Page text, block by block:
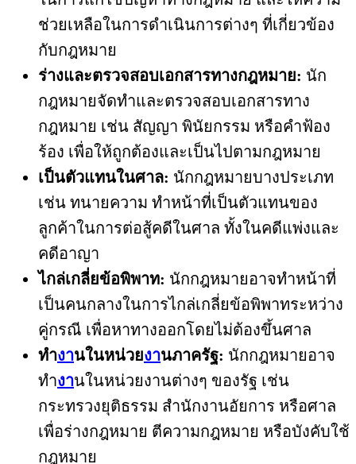
ช่วยเหลือในการดำเนินการต่างๆ ที่เกี่ยวข้อง
กับกฎหมาย
ร่างและตรวจสอบเอกสารทางกฎหมาย: นัก
กฎหมายจัดทำและตรวจสอบเอกสารทาง
กฎหมาย เช่น สัญญา พินัยกรรม หรือคำฟ้อง
ร้อง เพื่อให้ถูกต้องและเป็นไปตามกฎหมาย
เป็นตัวแทนในศาล: นักกฎหมายบางประเภท
เช่น ทนายความ ทำหน้าที่เป็นตัวแทนของ
ลูกค้าในการต่อสู้คดีในศาล ทั้งในคดีแพ่งและ
คดีอาญา
ไกล่เกลี่ยข้อพิพาท: นักกฎหมายอาจทำหน้าที่
เป็นคนกลางในการไกล่เกลี่ยข้อพิพาทระหว่าง
คู่กรณี เพื่อหาทางออกโดยไม่ต้องขึ้นศาล
ทำงานในหน่วยงานภาครัฐ: นักกฎหมายอาจ
ทำงานในหน่วยงานต่างๆ ของรัฐ เช่น
กระทรวงยุติธรรม สำนักงานอัยการ หรือศาล
เพื่อร่างกฎหมาย ตีความกฎหมาย หรือบังคับใช้
กฎหมาย